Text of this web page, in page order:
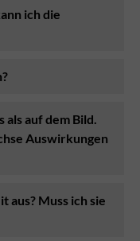
ich die
als auf dem Bild.
Auswirkungen
aus? Muss ich sie